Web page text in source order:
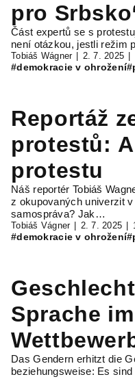
pro
Část expertů se s
není otázkou, jestli režim
Tobiáš Wágner 2. 7. 2025
#demokracie v ohrožení
Reportáž
protestů:
protestu
Náš reportér Tobiáš
z okupovaných univerzit
samospráva? Jak…
Tobiáš Vágner 2. 7. 2025
#demokracie v ohrožení
Sprache
Das Gendern erhitzt die
beziehungsweise: Es